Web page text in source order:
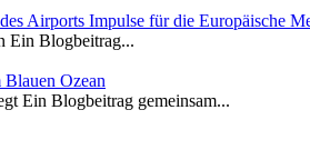
Airports Impulse für die Europäische
Ein Blogbeitrag...
Ozean
Ein Blogbeitrag gemeinsam...